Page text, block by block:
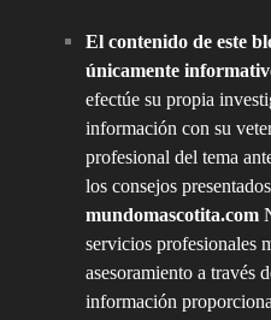
El contenido de este
únicamente
efectúe su propia
información con su
profesional del tema
los consejos
mundomascotita.com
servicios profesionales
asesoramiento a través
información